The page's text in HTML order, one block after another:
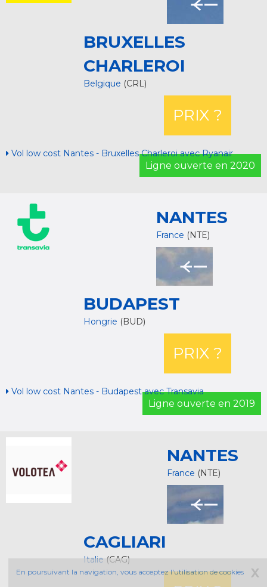
BRUXELLES
CHARLEROI
Belgique (CRL)
PRIX ?
Vol low cost Nantes - Bruxelles Charleroi avec Ryanair
Ligne ouverte en 2020
NANTES
France (NTE)
BUDAPEST
Hongrie (BUD)
PRIX ?
Vol low cost Nantes - Budapest avec Transavia
Ligne ouverte en 2019
NANTES
France (NTE)
CAGLIARI
Italie (CAG)
En poursuivant la navigation, vous acceptez l'utilisation de cookies X